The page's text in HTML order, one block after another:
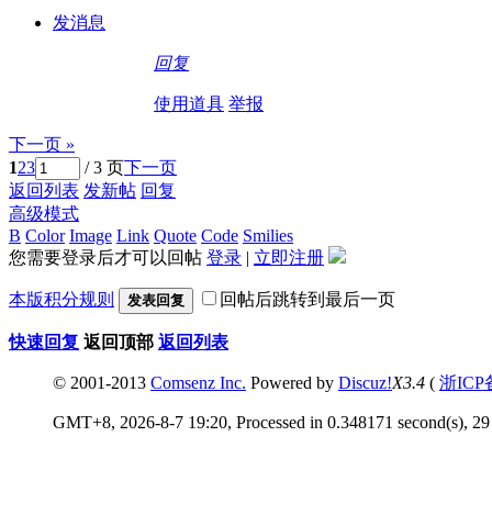
发消息
回复
使用道具 举报
下一页 »
123 / 3 页下一页
返回列表 发新帖 回复
高级模式
B Color Image Link Quote Code Smilies
您需要登录后才可以回帖 登录 | 立即注册
本版积分规则 发表回复 回帖后跳转到最后一页
快速回复 返回顶部 返回列表
© 2001-2013 Comsenz Inc. Powered by Discuz!X3.4 ( 浙ICP
GMT+8, 2026-8-7 19:20, Processed in 0.348171 second(s),